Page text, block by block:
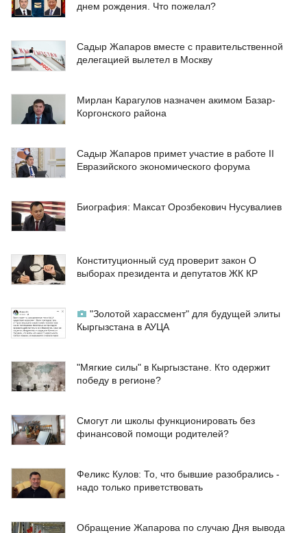
днем рождения. Что пожелал?
Садыр Жапаров вместе с правительственной
делегацией вылетел в Москву
Мирлан Карагулов назначен акимом Базар-
Коргонского района
Садыр Жапаров примет участие в работе II
Евразийского экономического форума
Биография: Максат Орозбекович Нусувалиев
Конституционный суд проверит закон О
выборах президента и депутатов ЖК КР
"Золотой харассмент" для будущей элиты
Кыргызстана в АУЦА
"Мягкие силы" в Кыргызстане. Кто одержит
победу в регионе?
Смогут ли школы функционировать без
финансовой помощи родителей?
Феликс Кулов: То, что бывшие разобрались -
надо только приветствовать
Обращение Жапарова по случаю Дня вывода